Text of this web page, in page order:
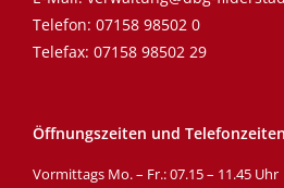
Telefon: 07158 98502 0
Telefax: 07158 98502 29
Öffnungszeiten und
Vormittags Mo. – Fr.: 07.15 – 11.45 Uhr